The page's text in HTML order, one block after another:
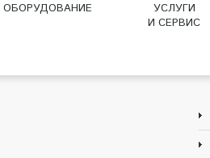
ОБОРУДОВАНИЕ
УСЛУГИ
И СЕРВИС